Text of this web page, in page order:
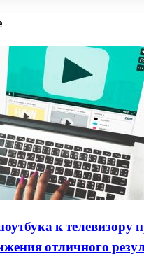
к телевизору
отличного